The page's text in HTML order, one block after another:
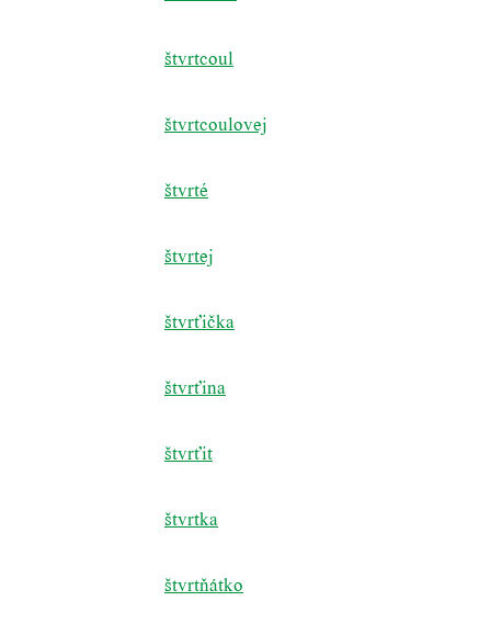
štvrtcoul
štvrtcoulovej
štvrté
štvrtej
štvrťička
štvrťina
štvrťit
štvrtka
štvrtňátko